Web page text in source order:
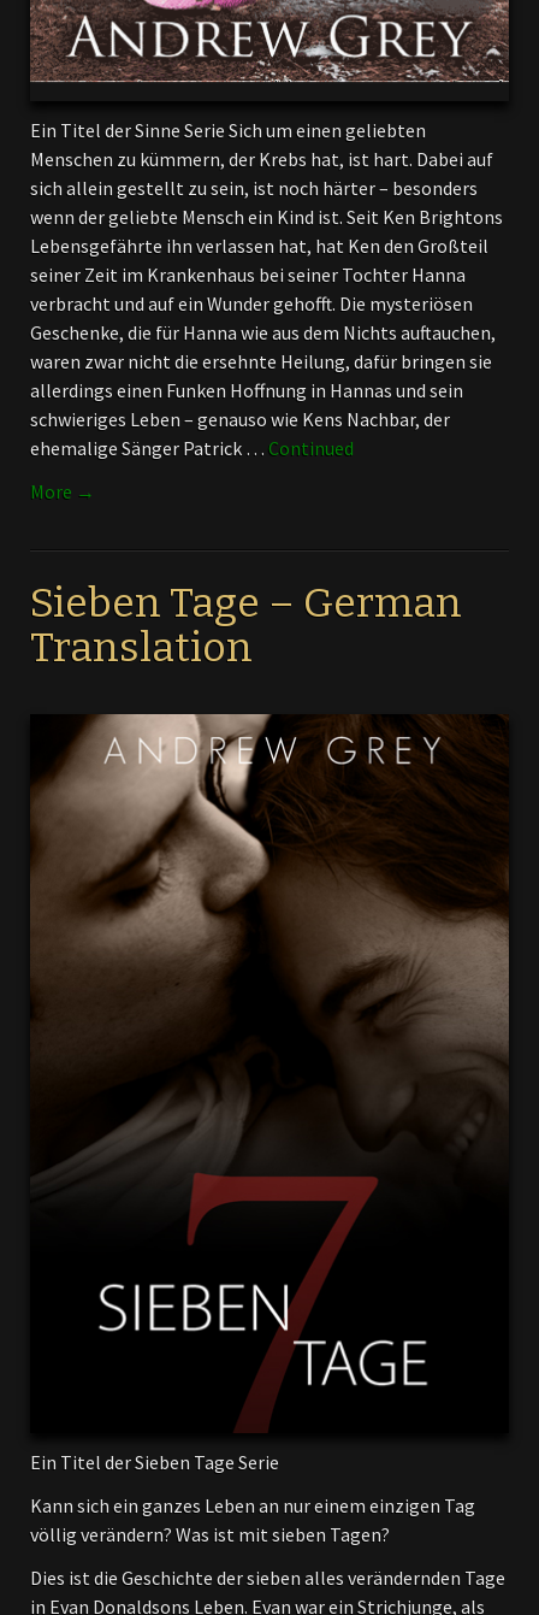
Ein Titel der Sinne Serie Sich um einen geliebten
Menschen zu kümmern, der Krebs hat, ist hart. Dabei auf
sich allein gestellt zu sein, ist noch härter – besonders
wenn der geliebte Mensch ein Kind ist. Seit Ken Brightons
Lebensgefährte ihn verlassen hat, hat Ken den Großteil
seiner Zeit im Krankenhaus bei seiner Tochter Hanna
verbracht und auf ein Wunder gehofft. Die mysteriösen
Geschenke, die für Hanna wie aus dem Nichts auftauchen,
waren zwar nicht die ersehnte Heilung, dafür bringen sie
allerdings einen Funken Hoffnung in Hannas und sein
schwieriges Leben – genauso wie Kens Nachbar, der
ehemalige Sänger Patrick … Continued
More →
Sieben Tage – German
Translation
Ein Titel der Sieben Tage Serie
Kann sich ein ganzes Leben an nur einem einzigen Tag
völlig verändern? Was ist mit sieben Tagen?
Dies ist die Geschichte der sieben alles verändernden Tage
in Evan Donaldsons Leben. Evan war ein Strichjunge, als